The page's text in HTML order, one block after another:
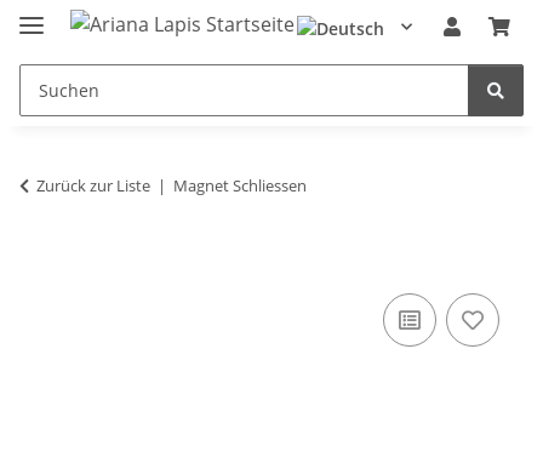
Zurück zur Liste Magnet Schliessen